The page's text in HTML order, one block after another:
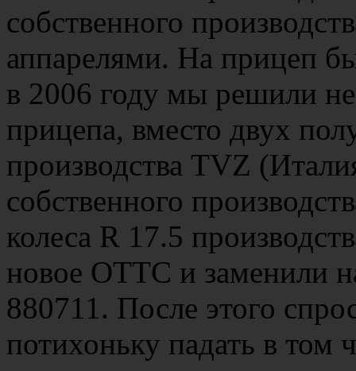
собственного
аппарелями. На прицеп
в 2006 году мы решили
прицепа, вместо двух
производства TVZ
собственного
колеса R 17.5
новое ОТТС и заменили
880711. После этого
потихоньку падать в том